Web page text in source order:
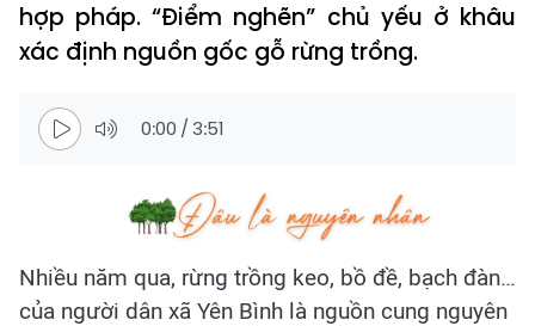
hợp pháp. “Điểm nghẽn” chủ yếu ở khâu
xác định nguồn gốc gỗ rừng trồng.
0:00 /3:51
Nhiều năm qua, rừng trồng keo, bồ đề, bạch đàn…
của người dân xã Yên Bình là nguồn cung nguyên